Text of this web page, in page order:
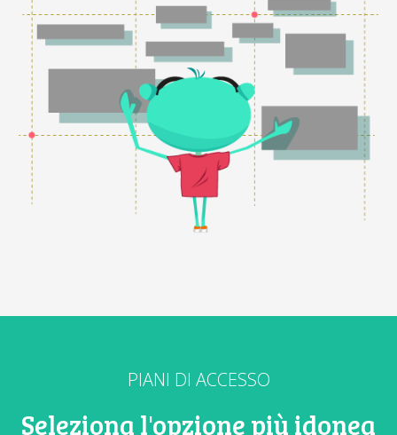
PIANI DI ACCESSO
Seleziona l'opzione più idonea